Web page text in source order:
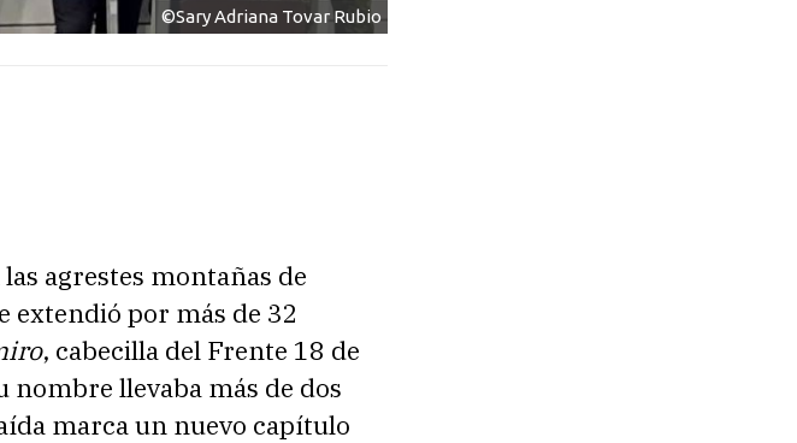
©Sary Adriana Tovar Rubio
agrestes montañas de
extendió por más de 32
, cabecilla del Frente 18 de
nombre llevaba más de dos
marca un nuevo capítulo